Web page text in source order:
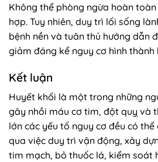
Không thể phòng ngừa hoàn
hợp. Tuy nhiên, duy trì lối sống
bệnh nền và tuân thủ hướng dẫn
giảm đáng kể nguy cơ hình thành
Kết luận
Huyết khối là một trong những
gây nhồi máu cơ tim, đột quỵ và
lớn các yếu tố nguy cơ đều có
qua việc duy trì vận động, xây
tim mạch, bỏ thuốc lá, kiểm soát